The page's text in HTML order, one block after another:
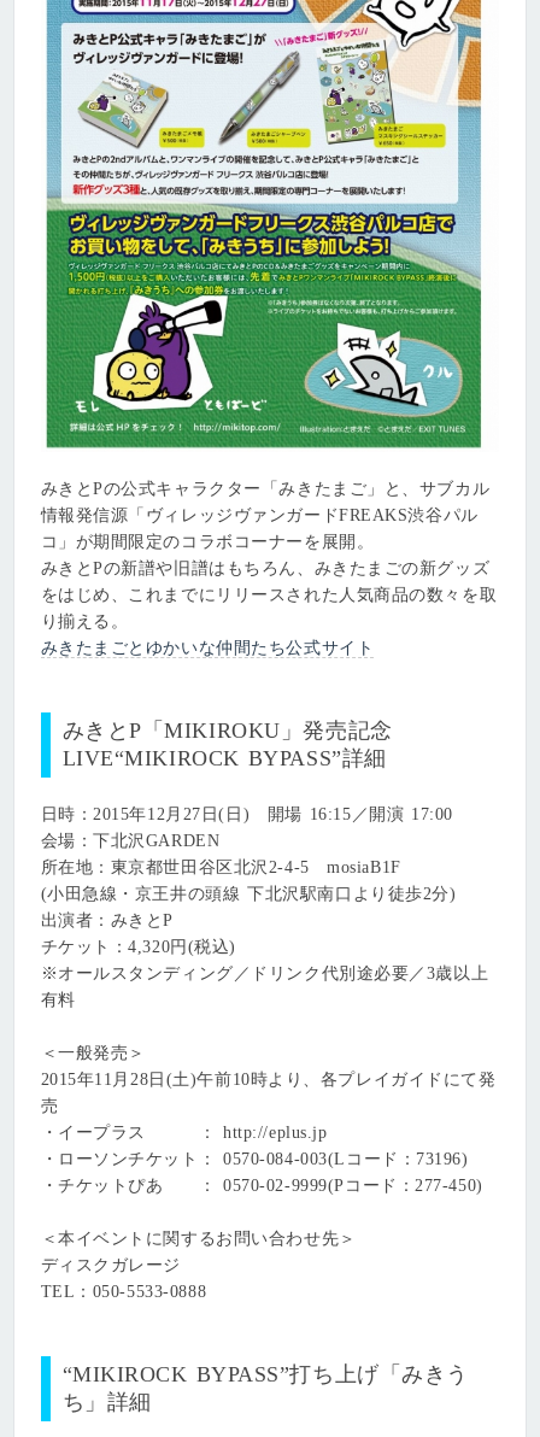
みきとPの公式キャラクター「みきたまご」と、サブカル
情報発信源「ヴィレッジヴァンガードFREAKS渋谷パル
コ」が期間限定のコラボコーナーを展開。
みきとPの新譜や旧譜はもちろん、みきたまごの新グッズ
をはじめ、これまでにリリースされた人気商品の数々を取
り揃える。
みきたまごとゆかいな仲間たち公式サイト
みきとP「MIKIROKU」発売記念
LIVE“MIKIROCK BYPASS”詳細
日時：2015年12月27日(日) 開場 16:15／開演 17:00
会場：下北沢GARDEN
所在地：東京都世田谷区北沢2-4-5 mosiaB1F
(小田急線・京王井の頭線 下北沢駅南口より徒歩2分)
出演者：みきとP
チケット：4,320円(税込)
※オールスタンディング／ドリンク代別途必要／3歳以上
有料
＜一般発売＞
2015年11月28日(土)午前10時より、各プレイガイドにて発
売
・イープラス ： http://eplus.jp
・ローソンチケット： 0570-084-003(Lコード：73196)
・チケットぴあ ： 0570-02-9999(Pコード：277-450)
＜本イベントに関するお問い合わせ先＞
ディスクガレージ
TEL：050-5533-0888
“MIKIROCK BYPASS”打ち上げ「みきう
ち」詳細